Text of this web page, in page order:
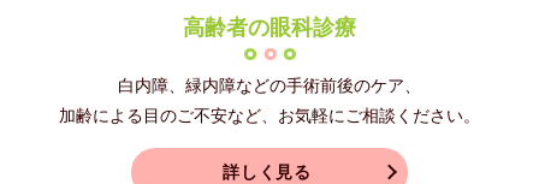
高齢者の眼科診療
白内障、緑内障などの手術前後のケア、
加齢による目のご不安など、お気軽にご相談ください。
詳しく見る